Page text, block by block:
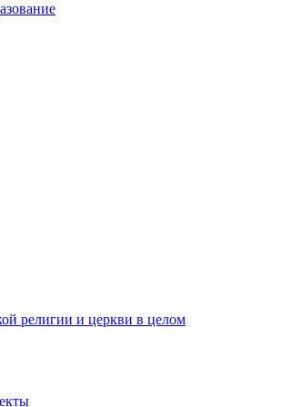
религии и церкви в целом